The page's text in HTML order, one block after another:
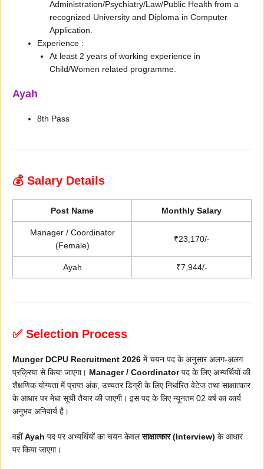
Administration/Psychiatry/Law/Public Health from a
recognized University and Diploma in Computer
Application.
Experience :
At least 2 years of working experience in
Child/Women related programme.
Ayah
8th Pass
💰 Salary Details
Post Name Monthly Salary
Manager / Coordinator
(Female)
₹23,170/-
Ayah ₹7,944/-
✅ Selection Process
Munger DCPU Recruitment 2026 में चयन पद के अनुसार अलग-अलग
प्रक्रिया से किया जाएगा। Manager / Coordinatorपद के लिए अभ्यर्थियों की
शैक्षणिक योग्यता में प्राप्त अंक, उच्चतर डिग्री के लिए निर्धारित वेटेज तथा साक्षात्कार
के आधार पर मेधा सूची तैयार की जाएगी। इस पद के लिए न्यूनतम 02 वर्ष का कार्य
अनुभव अनिवार्य है।
वहींAyah पद पर अभ्यर्थियों का चयन केवलसाक्षात्कार (Interview) के आधार
पर किया जाएगा।